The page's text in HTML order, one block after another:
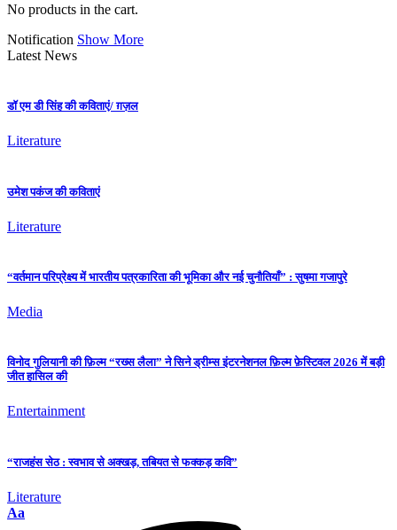
No products in the cart.
Notification Show More
Latest News
डॉ एम डी सिंह की कविताएं/ ग़ज़ल
Literature
उमेश पकंज की कविताएं
Literature
“वर्तमान परिप्रेक्ष्य में भारतीय पत्रकारिता की भूमिका और नई चुनौतियाँ” : सुषमा गजापुरे
Media
विनोद गुलियानी की फ़िल्म “रख्स लैला” ने सिने ड्रीम्स इंटरनेशनल फ़िल्म फ़ेस्टिवल 2026 में बड़ी
जीत हासिल की
Entertainment
“राजहंस सेठ : स्वभाव से अक्खड़, तबियत से फक्कड़ कवि”
Literature
Aa